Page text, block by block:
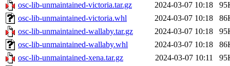
osc-lib-unmaintained-victoria.tar.gz
2024-03-07 10:18
osc-lib-unmaintained-victoria.whl
2024-03-07 10:18
osc-lib-unmaintained-wallaby.tar.gz
2024-03-07 10:18
osc-lib-unmaintained-wallaby.whl
2024-03-07 10:18
osc-lib-unmaintained-xena.tar.gz
2024-03-07 10:11